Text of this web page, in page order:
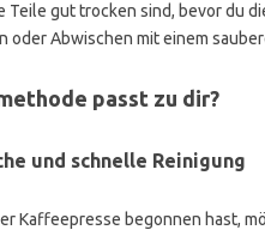
Teile gut trocken sind, bevor du
oder Abwischen mit einem
passt zu dir?
und schnelle Reinigung
Kaffeepresse begonnen hast,